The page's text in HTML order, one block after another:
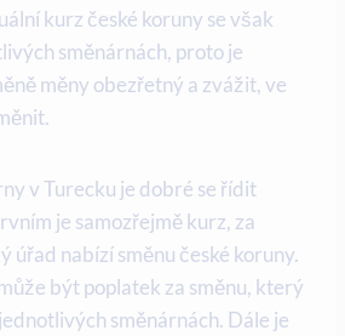
kurz české koruny se však
směnárnách, proto je
měny obezřetný a zvážit, ve
v Turecku je dobré se řídit
je samozřejmě kurz, za
úřad nabízí směnu české koruny.
být poplatek za směnu, který
směnárnách. Dále je